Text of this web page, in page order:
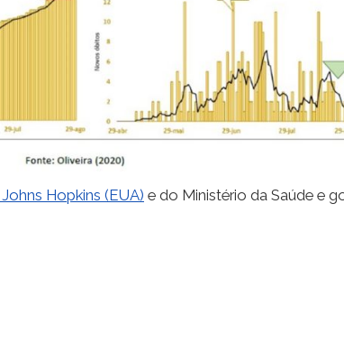
Hopkins (EUA) e do Ministério da Saúde e